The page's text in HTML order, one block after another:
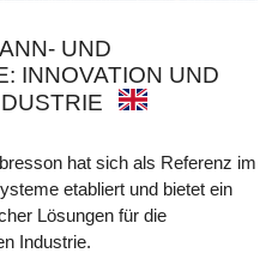
UND
INNOVATION UND
hat sich als Referenz im
etabliert und bietet ein
Lösungen für die
Industrie.